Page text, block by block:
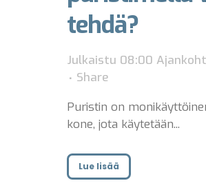
tehdä?
Julkaistu 08:00
Share
Puristin on
kone, jota käytetään...
Lue lisää